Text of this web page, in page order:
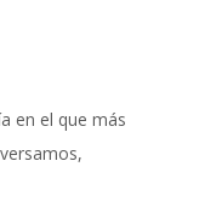
en el que más